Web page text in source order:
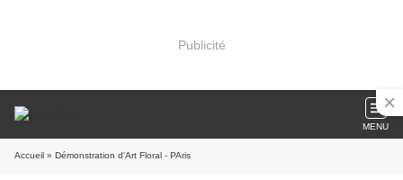
Publicité
MENU
Accueil » Démonstration d'Art Floral - PAris